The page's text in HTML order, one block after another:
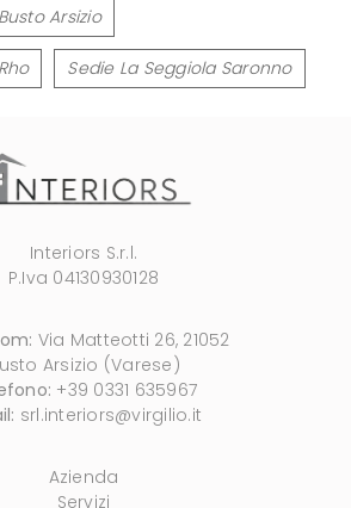
Arsizio
Sedie La Seggiola Saronno
Interiors S.r.l.
P.Iva 04130930128
Via Matteotti 26, 21052
Arsizio (Varese)
+39 0331 635967
srl.interiors@virgilio.it
Azienda
Servizi